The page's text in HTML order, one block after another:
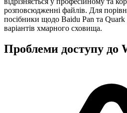
розповсюдженні файлів. Для
посібники щодо Baidu Pan та Quark
варіантів хмарного сховища.
Проблеми доступу до